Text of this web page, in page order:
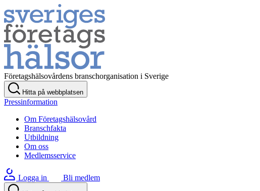
Företagshälsovårdens branschorganisation i Sverige
Hitta på webbplatsen
Pressinformation
Om Företagshälsovård
Branschfakta
Utbildning
Om oss
Medlemsservice
Logga in Bli medlem